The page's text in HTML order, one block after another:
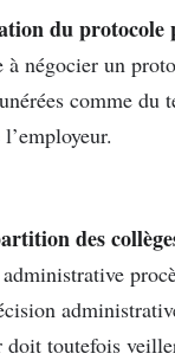
du
négocier un
comme
des
toutefois